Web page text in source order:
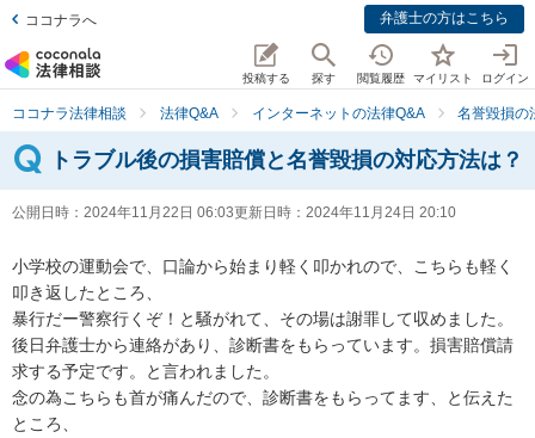
ココナラへ 弁護士の方はこちら
投稿する 探す 閲覧履歴 マイリスト ログイン
ココナラ法律相談 法律Q&A インターネットの法律Q&A 名誉毀損の
トラブル後の損害賠償と名誉毀損の対応方法は？
公開日時： 2024年11月22日 06:03更新日時： 2024年11月24日 20:10
小学校の運動会で、口論から始まり軽く叩かれので、こちらも軽く
叩き返したところ、
暴行だー警察行くぞ！と騒がれて、その場は謝罪して収めました。
後日弁護士から連絡があり、診断書をもらっています。損害賠償請
求する予定です。と言われました。
念の為こちらも首が痛んだので、診断書をもらってます、と伝えた
ところ、